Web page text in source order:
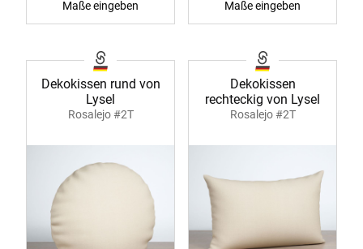
Maße eingeben Maße eingeben
Dekokissen rund von
Lysel
Rosalejo #2T
Dekokissen
rechteckig von Lysel
Rosalejo #2T